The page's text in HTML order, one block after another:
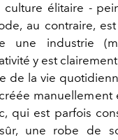
élitaire -
au contraire,
une industrie
y est
de la vie
manuellement
qui est parfois
une robe de